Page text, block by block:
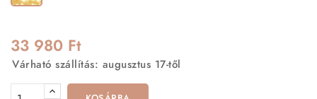
33 980 Ft
Várható szállítás: augusztus 17-től